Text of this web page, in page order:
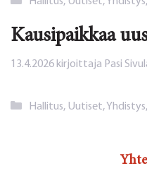
Kausipaikkaa
13.4.2026 kirjoittaja Pasi
Kategoriat
Hallitus, Uutiset,Yhdistys,